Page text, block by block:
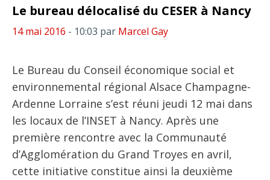
Le bureau délocalisé du CESER à Nancy
14 mai 2016 - 10:03 par Marcel Gay
Le Bureau du Conseil économique social et
environnemental régional Alsace Champagne-
Ardenne Lorraine s’est réuni jeudi 12 mai dans
les locaux de l’INSET à Nancy. Après une
première rencontre avec la Communauté
d’Agglomération du Grand Troyes en avril,
cette initiative constitue ainsi la deuxième